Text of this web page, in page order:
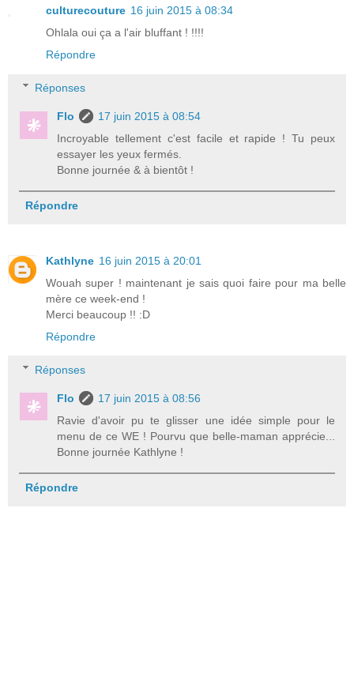
culturecouture 16 juin 2015 à 08:34
Ohlala oui ça a l'air bluffant ! !!!!
Répondre
Réponses
Flo
17 juin 2015 à 08:54
Incroyable tellement c'est facile et rapide ! Tu peux
essayer les yeux fermés.
Bonne journée & à bientôt !
Répondre
Kathlyne 16 juin 2015 à 20:01
Wouah super ! maintenant je sais quoi faire pour ma belle
mère ce week-end !
Merci beaucoup !! :D
Répondre
Réponses
Flo
17 juin 2015 à 08:56
Ravie d'avoir pu te glisser une idée simple pour le
menu de ce WE ! Pourvu que belle-maman apprécie...
Bonne journée Kathlyne !
Répondre